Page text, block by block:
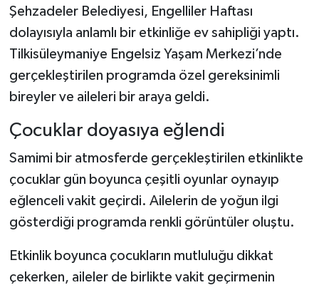
Şehzadeler Belediyesi, Engelliler Haftası
dolayısıyla anlamlı bir etkinliğe ev sahipliği yaptı.
Tilkisüleymaniye Engelsiz Yaşam Merkezi’nde
gerçekleştirilen programda özel gereksinimli
bireyler ve aileleri bir araya geldi.
Çocuklar doyasıya eğlendi
Samimi bir atmosferde gerçekleştirilen etkinlikte
çocuklar gün boyunca çeşitli oyunlar oynayıp
eğlenceli vakit geçirdi. Ailelerin de yoğun ilgi
gösterdiği programda renkli görüntüler oluştu.
Etkinlik boyunca çocukların mutluluğu dikkat
çekerken, aileler de birlikte vakit geçirmenin